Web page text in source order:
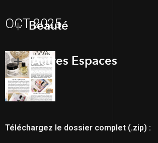
OCT 2025
Beauté
Autres Espaces
Téléchargez le dossier complet (.zip) :